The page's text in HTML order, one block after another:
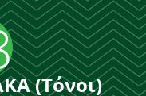
(Τόνοι)